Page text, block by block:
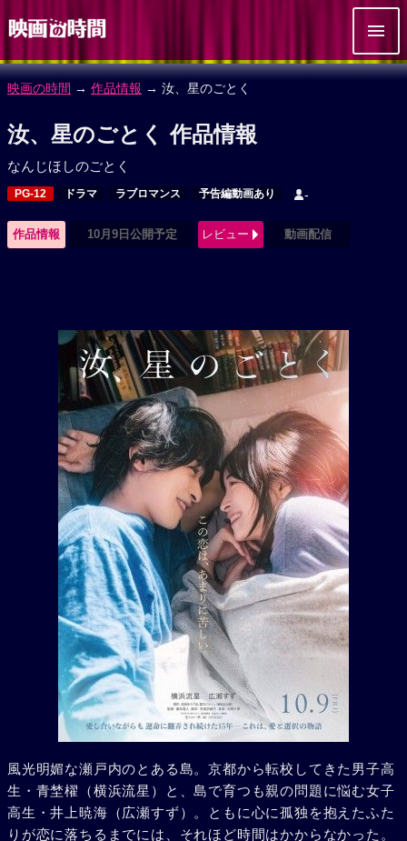
映画の時間 → 作品情報 → 汝、星のごとく
汝、星のごとく 作品情報
なんじほしのごとく
PG-12 ドラマ ラブロマンス 予告編動画あり -
作品情報 10月9日公開予定 レビュー 動画配信
風光明媚な瀬戸内のとある島。京都から転校してきた男子高
生・青埜櫂（横浜流星）と、島で育つも親の問題に悩む女子
高生・井上暁海（広瀬すず）。ともに心に孤独を抱えたふた
りが恋に落ちるまでには、それほど時間はかからなかった。